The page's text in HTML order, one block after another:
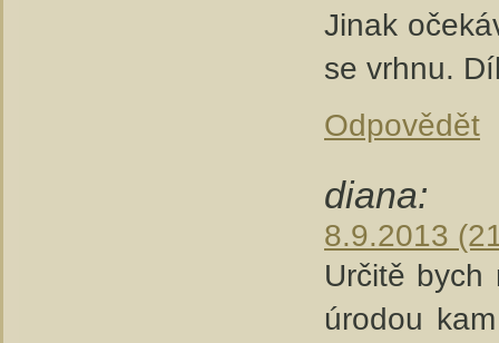
Jinak
se vrhnu.
Odpovědět
diana:
8.9.2013
Určitě bych
úrodou